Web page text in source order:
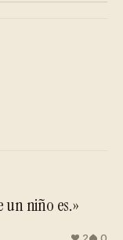
niño es.»
2 0